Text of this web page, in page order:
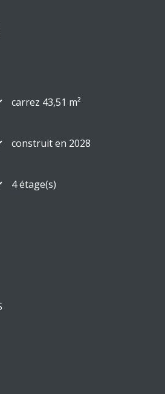
carrez 43,51 m²
construit en 2028
4 étage(s)